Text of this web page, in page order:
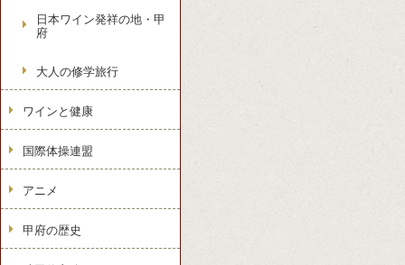
日本ワイン発祥の地・甲
府
大人の修学旅行
ワインと健康
国際体操連盟
アニメ
甲府の歴史